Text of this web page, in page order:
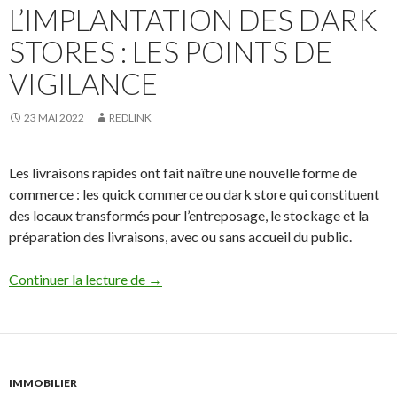
L’IMPLANTATION DES DARK
STORES : LES POINTS DE
VIGILANCE
23 MAI 2022 REDLINK
Les livraisons rapides ont fait naître une nouvelle forme de
commerce : les quick commerce ou dark store qui constituent
des locaux transformés pour l’entreposage, le stockage et la
préparation des livraisons, avec ou sans accueil du public.
Continuer la lecture de L’implantation des Dark Stores : les
→
IMMOBILIER